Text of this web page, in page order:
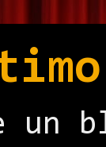
un